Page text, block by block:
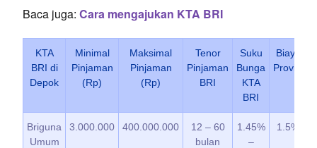
Baca juga: Cara mengajukan KTA BRI
KTA
BRI di
Depok
Minimal
Pinjaman
(Rp)
Maksimal
Pinjaman
(Rp)
Tenor
Pinjaman
BRI
Suku
Bunga
KTA
BRI
Biaya
Provisi
Briguna
Umum
3.000.000 400.000.000
12 – 60
bulan
1.45%
–
1.5%